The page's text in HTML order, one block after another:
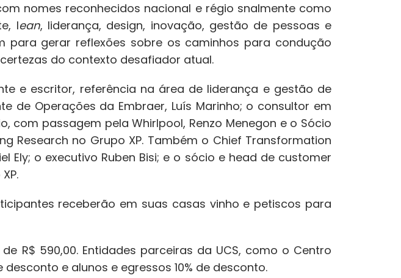
nomes reconhecidos nacional e régio snalmente como
lean, liderança, design, inovação, gestão de pessoas e
gerar reflexões sobre os caminhos para condução
do contexto desafiador atual.
e escritor, referência na área de liderança e gestão de
de Operações da Embraer, Luís Marinho; o consultor em
com passagem pela Whirlpool, Renzo Menegon e o Sócio
Research no Grupo XP. Também o Chief Transformation
Ely; o executivo Ruben Bisi; e o sócio e head de customer
receberão em suas casas vinho e petiscos para
R$ 590,00. Entidades parceiras da UCS, como o Centro
e alunos e egressos 10% de desconto.